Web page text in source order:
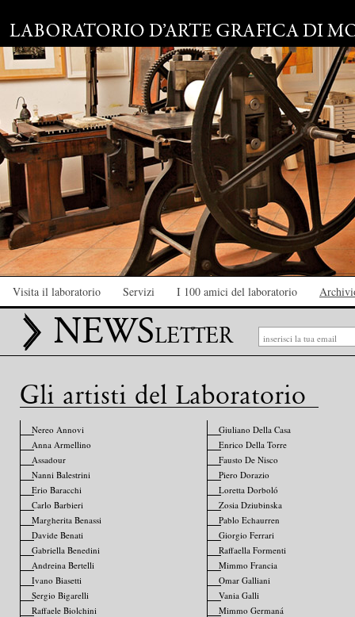
Visita il laboratorio Servizi I 100 amici del laboratorio
NEWSLETTER
Gli artisti del Laboratorio
Nereo Annovi
Anna Armellino
Assadour
Nanni Balestrini
Erio Baracchi
Carlo Barbieri
Margherita Benassi
Davide Benati
Gabriella Benedini
Andreina Bertelli
Ivano Biasetti
Sergio Bigarelli
Raffaele Biolchini
Giuliano Della Casa
Enrico Della Torre
Fausto De Nisco
Piero Dorazio
Loretta Dorboló
Zosia Dziubinska
Pablo Echaurren
Giorgio Ferrari
Raffaella Formenti
Mimmo Francia
Omar Galliani
Vania Galli
Mimmo Germaná